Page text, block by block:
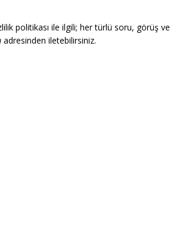
politikası ile ilgili; her türlü soru, görüş ve
adresinden iletebilirsiniz.